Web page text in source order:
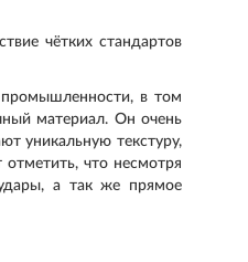
чётких стандартов
промышленности, в том
материал. Он очень
уникальную текстуру,
что несмотря
а так же прямое